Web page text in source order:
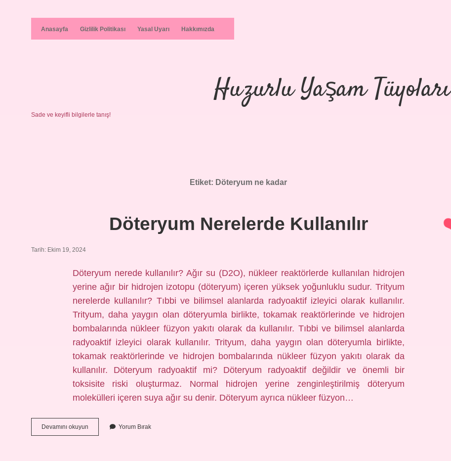
Anasayfa Gizlilik Politikası Yasal Uyarı Hakkımızda
Huzurlu Yaşam Tüyoları
Sade ve keyifli bilgilerle tanış!
Etiket: Döteryum ne kadar
Döteryum Nerelerde Kullanılır
Tarih: Ekim 19, 2024
Döteryum nerede kullanılır? Ağır su (D2O), nükleer reaktörlerde kullanılan hidrojen
yerine ağır bir hidrojen izotopu (döteryum) içeren yüksek yoğunluklu sudur. Trityum
nerelerde kullanılır? Tıbbi ve bilimsel alanlarda radyoaktif izleyici olarak kullanılır.
Trityum, daha yaygın olan döteryumla birlikte, tokamak reaktörlerinde ve hidrojen
bombalarında nükleer füzyon yakıtı olarak da kullanılır. Tıbbi ve bilimsel alanlarda
radyoaktif izleyici olarak kullanılır. Trityum, daha yaygın olan döteryumla birlikte,
tokamak reaktörlerinde ve hidrojen bombalarında nükleer füzyon yakıtı olarak da
kullanılır. Döteryum radyoaktif mi? Döteryum radyoaktif değildir ve önemli bir
toksisite riski oluşturmaz. Normal hidrojen yerine zenginleştirilmiş döteryum
molekülleri içeren suya ağır su denir. Döteryum ayrıca nükleer füzyon…
Devamını okuyun Döteryum
Nerelerde
Yorum Bırak